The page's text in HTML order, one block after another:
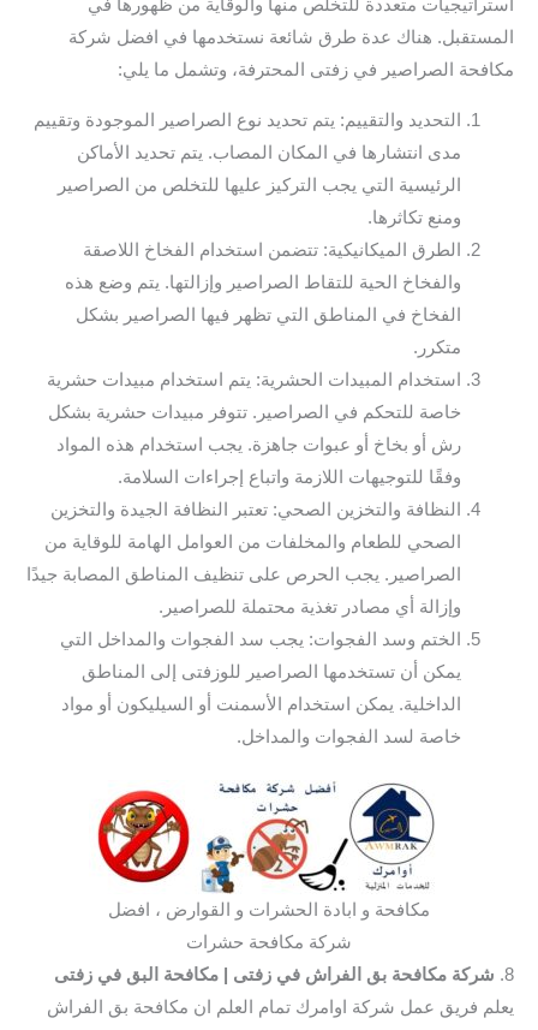
استراتيجيات متعددة للتخلص منها والوقاية من ظهورها في
المستقبل. هناك عدة طرق شائعة نستخدمها في افضل شركة
مكافحة الصراصير في زفتى المحترفة، وتشمل ما يلي:
التحديد والتقييم: يتم تحديد نوع الصراصير الموجودة وتقييم
مدى انتشارها في المكان المصاب. يتم تحديد الأماكن
الرئيسية التي يجب التركيز عليها للتخلص من الصراصير
ومنع تكاثرها.
الطرق الميكانيكية: تتضمن استخدام الفخاخ اللاصقة
والفخاخ الحية للتقاط الصراصير وإزالتها. يتم وضع هذه
الفخاخ في المناطق التي تظهر فيها الصراصير بشكل
متكرر.
استخدام المبيدات الحشرية: يتم استخدام مبيدات حشرية
خاصة للتحكم في الصراصير. تتوفر مبيدات حشرية بشكل
رش أو بخاخ أو عبوات جاهزة. يجب استخدام هذه المواد
وفقًا للتوجيهات اللازمة واتباع إجراءات السلامة.
النظافة والتخزين الصحي: تعتبر النظافة الجيدة والتخزين
الصحي للطعام والمخلفات من العوامل الهامة للوقاية من
الصراصير. يجب الحرص على تنظيف المناطق المصابة جيدًا
وإزالة أي مصادر تغذية محتملة للصراصير.
الختم وسد الفجوات: يجب سد الفجوات والمداخل التي
يمكن أن تستخدمها الصراصير للوزفتى إلى المناطق
الداخلية. يمكن استخدام الأسمنت أو السيليكون أو مواد
خاصة لسد الفجوات والمداخل.
مكافحة و ابادة الحشرات و القوارض ، افضل
شركة مكافحة حشرات
8. شركة مكافحة بق الفراش في زفتى | مكافحة البق في زفتى
يعلم فريق عمل شركة اوامرك تمام العلم ان مكافحة بق الفراش